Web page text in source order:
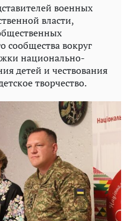
военных
власти,
сообщества вокруг
национально-
детей и чествования
творчество.